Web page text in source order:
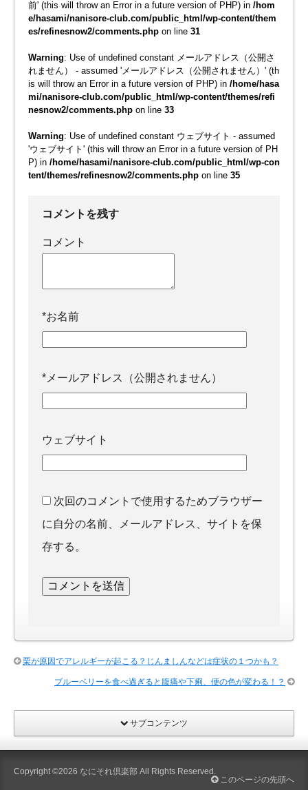
前' (this will throw an Error in a future version of PHP) in /hom
e/hasami/nanisore-club.com/public_html/wp-content/them
es/refinesnow2/comments.php on line 31
Warning: Use of undefined constant メールアドレス（公開さ
れません） - assumed 'メールアドレス（公開されません）' (th
is will throw an Error in a future version of PHP) in /home/hasa
mi/nanisore-club.com/public_html/wp-content/themes/refi
nesnow2/comments.php on line 33
Warning: Use of undefined constant ウェブサイト - assumed
'ウェブサイト' (this will throw an Error in a future version of PH
P) in /home/hasami/nanisore-club.com/public_html/wp-con
tent/themes/refinesnow2/comments.php on line 35
コメントを残す
コメント
*お名前
* メールアドレス（公開されません）
ウェブサイト
次回のコメントで使用するためブラウザー
に自分の名前、メールアドレス、サイトを保
存する。
栗が原因でアレルギーが起こる？じんましんなどは症状の１つかも？
ブルーベリーを食べ過ぎると腹痛や下痢、便の色が変わる！？
サブコンテンツ
Copyright ©2026 なにそれ倶楽部 All Rights Reserved.
このページの先頭へ